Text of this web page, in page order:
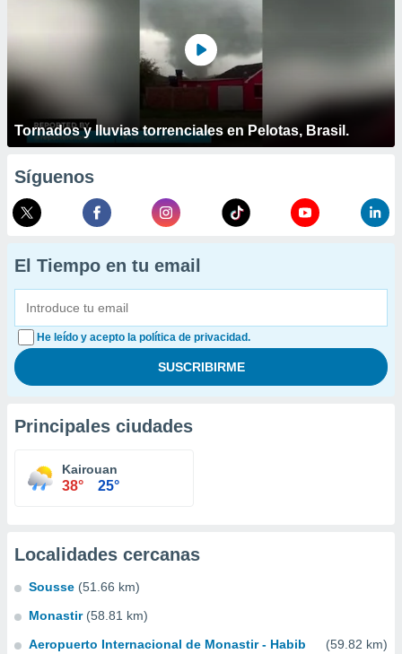
Tornados y lluvias torrenciales en Pelotas, Brasil.
Síguenos
El Tiempo en tu email
He leído y acepto la política de privacidad.
Principales ciudades
Kairouan
38° 25°
Localidades cercanas
Sousse (51.66 km)
Monastir (58.81 km)
Aeropuerto Internacional de Monastir - Habib
(59.82 km)